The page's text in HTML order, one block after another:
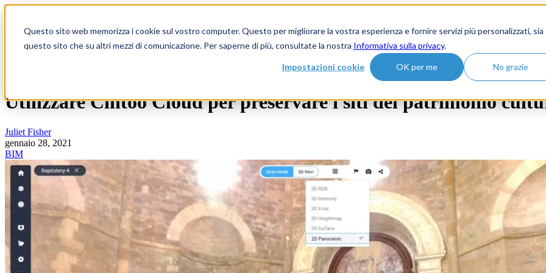
Questo sito web memorizza i cookie sul vostro computer. Questo per migliorare la vostra esperienza e fornire servizi più personalizzati, sia
questo sito che su altri mezzi di comunicazione. Per saperne di più, consultate la nostra Informativa sulla privacy.
Impostazioni cookie OK per me No grazie
Show submenu for Prodotto Prodotto Soluzioni Clienti
Centro di apprendimento Show submenu for
Utilizzare Cintoo Cloud per preservare i siti del patrimonio
Juliet Fisher
gennaio 28, 2021
BIM